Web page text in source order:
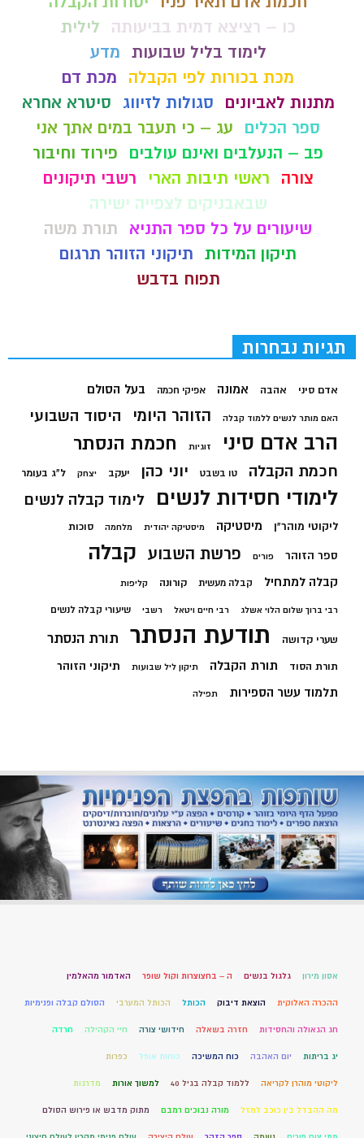
כו – רציצא דמית בביעותה
לילית
לימוד בליל שבועות מדע
מכת בכורות לפי הקבלה
מכת דם
מתנות לאביונים
סגולות לזיווג
סיטרא אחרא
ספר הכלים
עג – כי תעבר במים אתך אני
פב – הנעלבים ואינם עולבים
פירוד וחיבור
צורה
ראשי תיבות הארי
רשבי תיקונים
שבאבניקים לצפייה ישירה
שיעורים על כל ספר התניא
תורת משה
תיקון המידות תיקוני הזוהר תרגום
תפוח בדבש
תגיות נבחרות
אדם סיני אהבה אמונה אפיקי חכמה בעל הסולם
האם מותר לנשים ללמוד קבלה הזוהר היומי היסוד השבועי
הרב אדם סיני זוגיות חכמת הנסתר
חכמת הקבלה טו בשבט יוני כהן יעקב יצחק ל"ג בעומר
לימודי חסידות לנשים לימוד קבלה לנשים
ליקוטי מוהר"ן מיסטיקה מיסטיקה יהודית מלחמה סוכות
ספר הזוהר פורים פרשת השבוע קבלה
קבלה למתחיל קבלה מעשית קורונה קליפות
רבי ברוך שלום הלוי אשלג רבי חיים ויטאל רשבי שיעורי קבלה לנשים
שערי קדושה תודעת הנסתר תורת הנסתר
תורת הסוד תורת הקבלה תיקון ליל שבועות תיקוני הזוהר
תלמוד עשר הספירות תפילה
אסון מירון גלגול בנשים ה – בחצוצרות וקול שופר האדמור מהאלמין
ההכרה האלוקית הוצאת דיבוק הכותל הכותל המערבי הסולם קבלה ופנימיות
חג הגאולה והחסידות חזרה בשאלה חידושי צורה חיי הקהילה חרדה
יג בריתות יום האהבה כוח המשיכה כוחות אופל כפרות
ליקוטי מוהרן לקריאה ללמוד קבלה בגיל 40 למשוך אורות מדרגות
מה ההבדל בין כוכב למזל מורה נבוכים רמבם מתוק מדבש או פירוש הסולם